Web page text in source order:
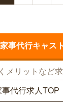
事代行キャス
メリットなど
事代行求人TOP